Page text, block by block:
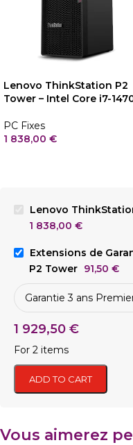
Lenovo ThinkStation P2
Tower – Intel Core i7-
PC Fixes
1 838,00 €
Lenovo
1 838,00 €
Extensions de
P2 Tower 91,50 €
1 929,50 €
For 2 items
ADD TO CART
Vous aimerez